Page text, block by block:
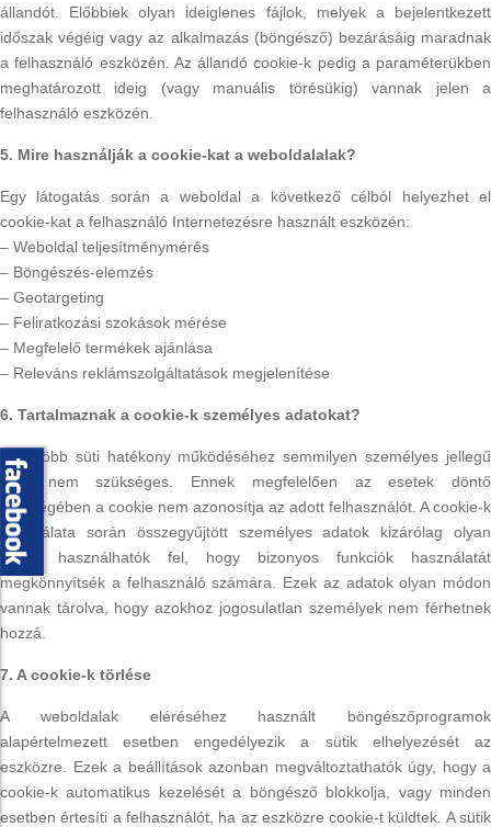
állandót. Előbbiek olyan ideiglenes fájlok, melyek a bejelentkezett
időszak végéig vagy az alkalmazás (böngésző) bezárásáig maradnak
a felhasználó eszközén. Az állandó cookie-k pedig a paraméterükben
meghatározott ideig (vagy manuális törésükig) vannak jelen a
felhasználó eszközén.
5. Mire használják a cookie-kat a weboldalalak?
Egy látogatás során a weboldal a következő célból helyezhet el
cookie-kat a felhasználó Internetezésre használt eszközén:
– Weboldal teljesítménymérés
– Böngészés-elemzés
– Geotargeting
– Feliratkozási szokások mérése
– Megfelelő termékek ajánlása
– Releváns reklámszolgáltatások megjelenítése
6. Tartalmaznak a cookie-k személyes adatokat?
A legtöbb süti hatékony működéséhez semmilyen személyes jellegű
adat nem szükséges. Ennek megfelelően az esetek döntő
többségében a cookie nem azonosítja az adott felhasználót. A cookie-k
használata során összegyűjtött személyes adatok kizárólag olyan
célból használhatók fel, hogy bizonyos funkciók használatát
megkönnyítsék a felhasználó számára. Ezek az adatok olyan módon
vannak tárolva, hogy azokhoz jogosulatlan személyek nem férhetnek
hozzá.
7. A cookie-k törlése
A weboldalak eléréséhez használt böngészőprogramok
alapértelmezett esetben engedélyezik a sütik elhelyezését az
eszközre. Ezek a beállítások azonban megváltoztathatók úgy, hogy a
cookie-k automatikus kezelését a böngésző blokkolja, vagy minden
esetben értesíti a felhasználót, ha az eszközre cookie-t küldtek. A sütik